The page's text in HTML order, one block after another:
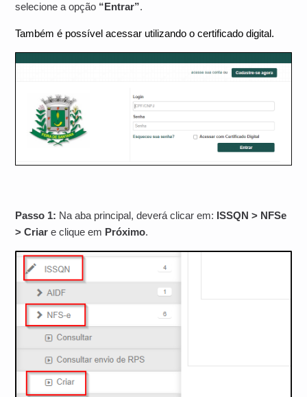
selecione a opção “Entrar”.
Também é possível acessar utilizando o certificado digital.
Passo 1: Na aba principal, deverá clicar em: ISSQN > NFSe
> Criare clique em Próximo.